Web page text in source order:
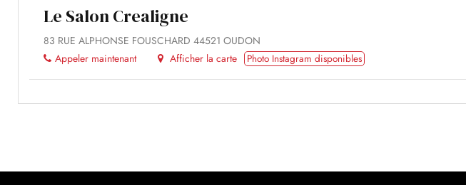
Le Salon Crealigne
83 RUE ALPHONSE FOUSCHARD 44521 OUDON
Appeler maintenant
Afficher la carte Photo Instagram disponibles